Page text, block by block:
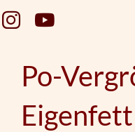
Zum
Inhalt
Po-
Eigenfett